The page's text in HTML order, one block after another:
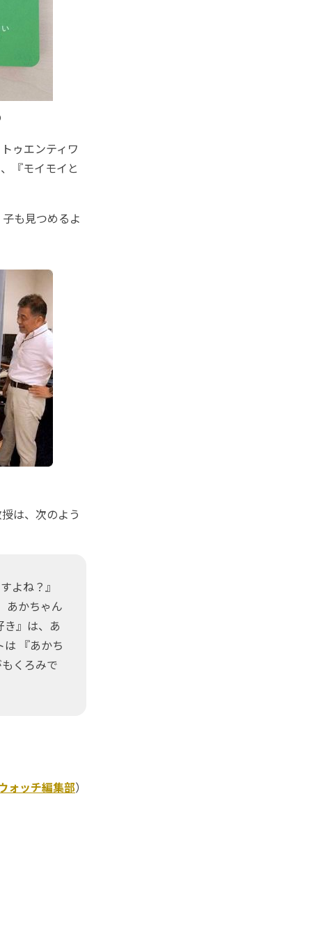
ゥエンティワ
『モイモイと
も見つめるよ
は、次のよう
よね？』
あかちゃん
』は、あ
『あかち
くろみで
ォッチ編集部）